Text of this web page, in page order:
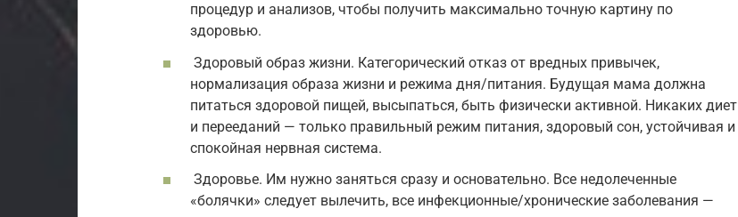
процедур и анализов, чтобы получить максимально точную картину по
здоровью.
Здоровый образ жизни. Категорический отказ от вредных привычек,
нормализация образа жизни и режима дня/питания. Будущая мама должна
питаться здоровой пищей, высыпаться, быть физически активной. Никаких диет
и перееданий — только правильный режим питания, здоровый сон, устойчивая и
спокойная нервная система.
Здоровье. Им нужно заняться сразу и основательно. Все недолеченные
«болячки» следует вылечить, все инфекционные/хронические заболевания —